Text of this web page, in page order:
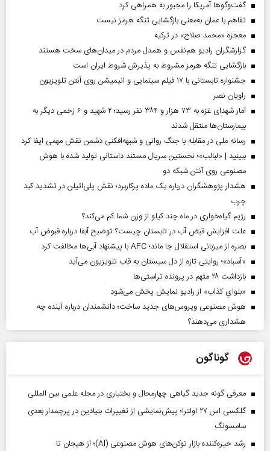
گفت‌وگوها آمریکا را مجبور به همراهی کرد
تفاهم با عمان به‌معنی بازگشایی تنگه هرمز نیست
معجزه «محمد صلاح» در ترکیه
گزارشگران رادیو هم‌نفس و همدل مردم در میدان‌های سخت هستند
بازگشایی تنگه هرمز مشروط به پذیرش شروط ایران است
جشنواره تابستانی با ۱۷ فیلم سینمایی و انیمیشن روی آنتن تلویزیون
راویان نصر
آمار شهدای غزه به ۷۳ هزار و ۳۸۴ نفر رسید؛ ۲ شهید و ۶ زخمی دیگر به
بیمارستان‌ها منتقل شدند
رسانه ملی در مقابله با جنگ روانی و شبهه‌افکنی دشمن نقش مهمی ایفا کرد
ببینید | «لبالب»؛ نخستین سریال مستند داستانی تولید شده با هوش
مصنوعی روی آنتن شبکه دو
هشدار پژوهشگران درباره یک ماده پرکاربرد؛ نقش پلی‌اتیلن در تشدید کبد
چرب
رژیم گیاه‌خواری در ماه چند کیلو از وزن شما کم می‌کند؟
علت افزایش قبض آب در تابستان چیست؟ توضیح آبفا درباره قبوض آب
بصره از میزبانی استقلال جا ماند؛ AFC با پیشنهاد آبی‌ها مخالفت کرد
«آسباد»؛ روایتی تازه از دل سیستان به قاب تلویزیون می‌آید
بازداشت ۲۸ متهم در پرونده تراستی‌ها
«بلواي کذاب» از رادیو نمایش پخش می‌شود
هوش مصنوعی ویروس‌های جدید ساخت؛ دانشمندان درباره آینده چه
هشداری می‌دهند؟
گوناگون
معرفی گونه جدید گیاهی چهارمحال و بختیاری در مجله علمی بین المللی
گلکسی اس ۲۷ اولترا؛ پیش‌نمایشی از تغییرات بنیادین در پرچمدار بعدی
سامسونگ
رشد خیره‌کننده بازار توکن‌های هوش مصنوعی (AI)؛ از هیجان تا